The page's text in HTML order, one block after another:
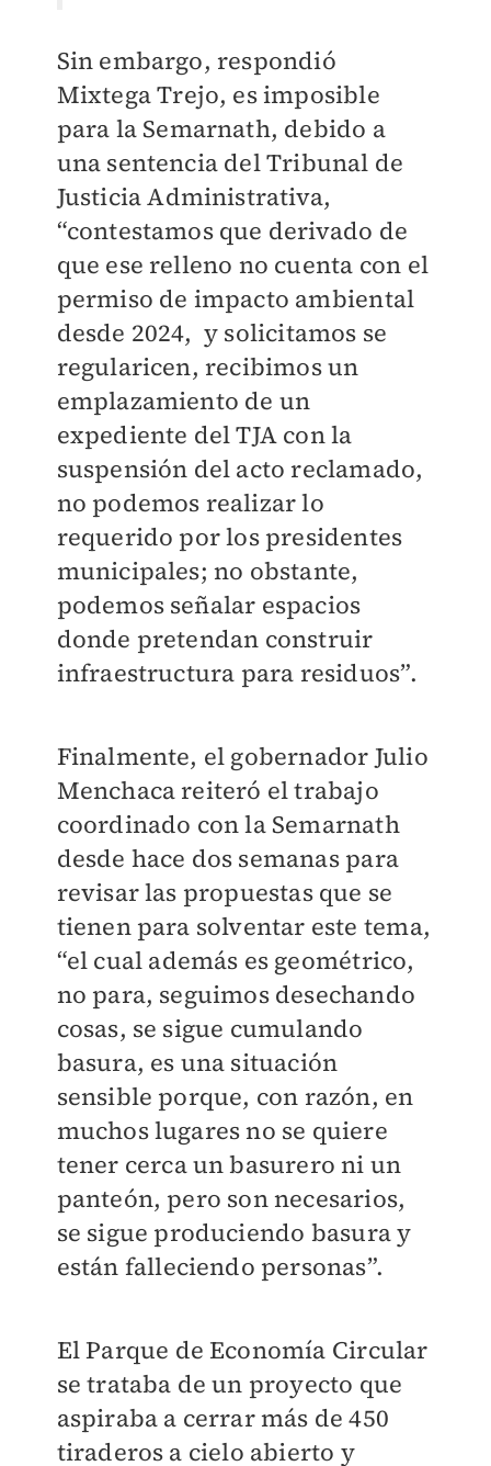
Sin embargo, respondió
Mixtega Trejo, es imposible
para la Semarnath, debido a
una sentencia del Tribunal de
Justicia Administrativa,
“contestamos que derivado de
que ese relleno no cuenta con el
permiso de impacto ambiental
desde 2024, y solicitamos se
regularicen, recibimos un
emplazamiento de un
expediente del TJA con la
suspensión del acto reclamado,
no podemos realizar lo
requerido por los presidentes
municipales; no obstante,
podemos señalar espacios
donde pretendan construir
infraestructura para residuos”.
Finalmente, el gobernador Julio
Menchaca reiteró el trabajo
coordinado con la Semarnath
desde hace dos semanas para
revisar las propuestas que se
tienen para solventar este tema,
“el cual además es geométrico,
no para, seguimos desechando
cosas, se sigue cumulando
basura, es una situación
sensible porque, con razón, en
muchos lugares no se quiere
tener cerca un basurero ni un
panteón, pero son necesarios,
se sigue produciendo basura y
están falleciendo personas”.
El Parque de Economía Circular
se trataba de un proyecto que
aspiraba a cerrar más de 450
tiraderos a cielo abierto y